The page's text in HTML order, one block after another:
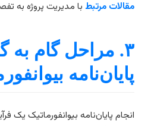
مرتبطبا مدیریت پروژه به
۳. مراحل گام به
پایان‌نامه بیوانفورماتیک یک